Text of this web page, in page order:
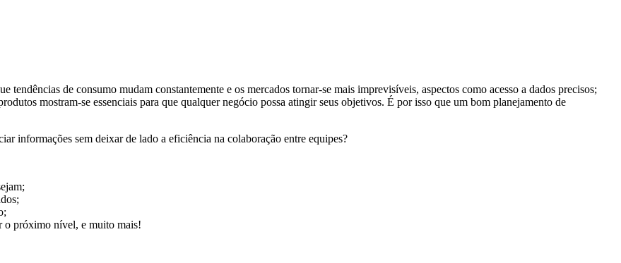
tendências de consumo mudam constantemente e os mercados tornar-se mais imprevisíveis, aspectos como acesso a dados precisos;
mostram-se essenciais para que qualquer negócio possa atingir seus objetivos. É por isso que um bom planejamento de
informações sem deixar de lado a eficiência na colaboração entre equipes?
o próximo nível, e muito mais!